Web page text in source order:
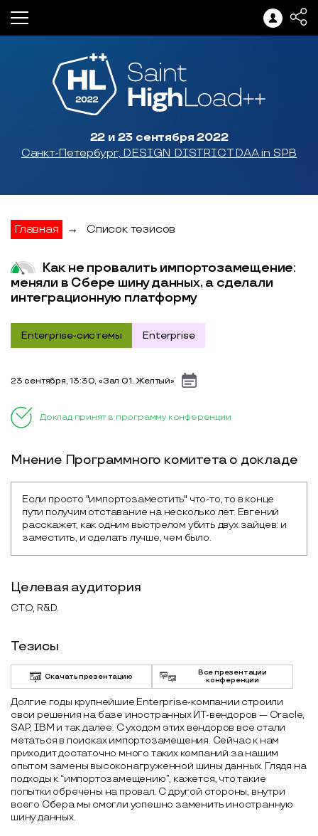
22 и 23 сентября 2022
Санкт-Петербург, DESIGN DISTRICT DAA in SPB
Главная → Список тезисов
Как не провалить импортозамещение:
меняли в Сбере шину данных, а сделали
интеграционную платформу
Enterprise-системы Enterprise
23 сентября, 13:30, «Зал 01. Желтый»
Доклад принят в программу конференции
Мнение Программного комитета о докладе
Если просто "импортозаместить" что-то, то в конце
пути получим отставание на несколько лет. Евгений
расскажет, как одним выстрелом убить двух зайцев: и
заместить, и сделать лучше, чем было.
Целевая аудитория
CTO, R&D.
Тезисы
Скачать презентацию
Все презентации
конференции
Долгие годы крупнейшие Enterprise-компании строили
свои решения на базе иностранных ИТ-вендоров — Oracle,
SAP, IBM и так далее. С уходом этих вендоров все стали
метаться в поисках импортозамещения. Сейчас к нам
приходит достаточно много таких компаний за нашим
опытом замены высоконагруженной шины данных. Глядя на
подходы к “импортозамещению”, кажется, что такие
попытки обречены на провал. С другой стороны, внутри
всего Сбера мы смогли успешно заменить иностранную
шину данных.